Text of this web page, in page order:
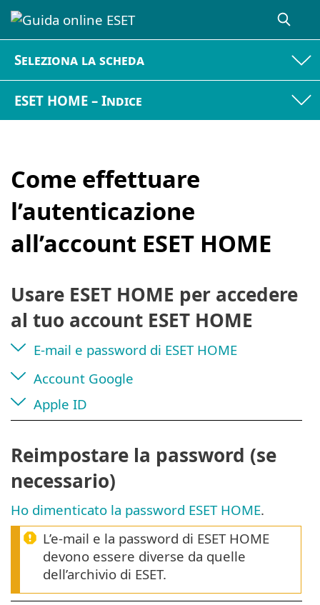
Seleziona la scheda
ESET HOME – Indice
Come effettuare
l’autenticazione
all’account ESET HOME
Usare ESET HOME per accedere
al tuo account ESET HOME
E-mail e password di ESET HOME
Account Google
Apple ID
Reimpostare la password (se
necessario)
Ho dimenticato la password ESET HOME.
L’e-mail e la password di ESET HOME
devono essere diverse da quelle
dell’archivio di ESET.